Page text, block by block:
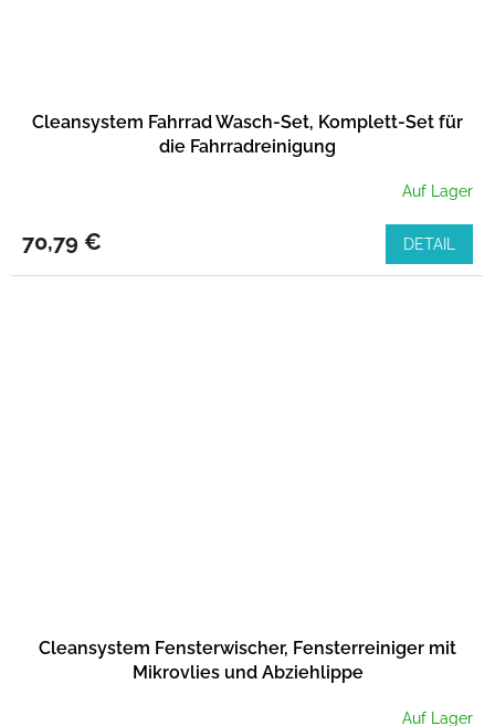
Cleansystem Fahrrad Wasch-Set, Komplett-Set für
die Fahrradreinigung
Auf Lager
70,79 € DETAIL
Cleansystem Fensterwischer, Fensterreiniger mit
Mikrovlies und Abziehlippe
Auf Lager